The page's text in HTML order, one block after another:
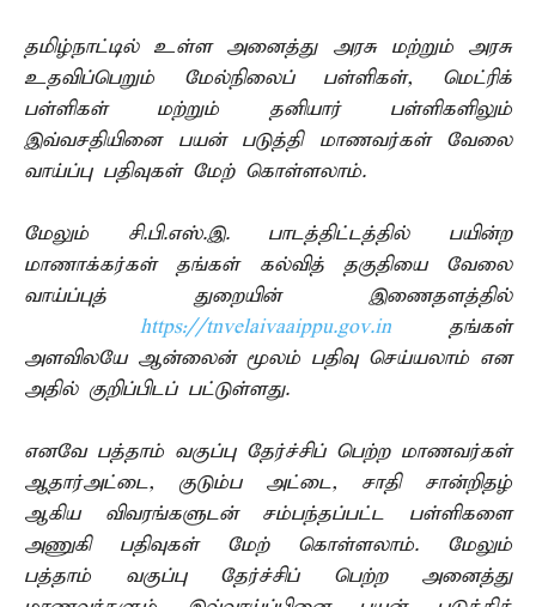
தமிழ்நாட்டில் உள்ள அனைத்து அரசு மற்றும் அரசு
உதவிப்பெறும் மேல்நிலைப் பள்ளிகள், மெட்ரிக்
பள்ளிகள் மற்றும் தனியார் பள்ளிகளிலும்
இவ்வசதியினை பயன் படுத்தி மாணவர்கள் வேலை
வாய்ப்பு பதிவுகள் மேற் கொள்ளலாம்.
மேலும் சி.பி.எஸ்.இ. பாடத்திட்டத்தில் பயின்ற
மாணாக்கர்கள் தங்கள் கல்வித் தகுதியை வேலை
வாய்ப்புத் துறையின் இணைதளத்தில்
https://tnvelaivaaippu.gov.inதங்கள்
அளவிலயே ஆன்லைன் மூலம் பதிவு செய்யலாம் என
அதில் குறிப்பிடப் பட்டுள்ளது.
எனவே பத்தாம் வகுப்பு தேர்ச்சிப் பெற்ற மாணவர்கள்
ஆதார்அட்டை, குடும்ப அட்டை, சாதி சான்றிதழ்
ஆகிய விவரங்களுடன் சம்பந்தப்பட்ட பள்ளிகளை
அணுகி பதிவுகள் மேற் கொள்ளலாம். மேலும்
பத்தாம் வகுப்பு தேர்ச்சிப் பெற்ற அனைத்து